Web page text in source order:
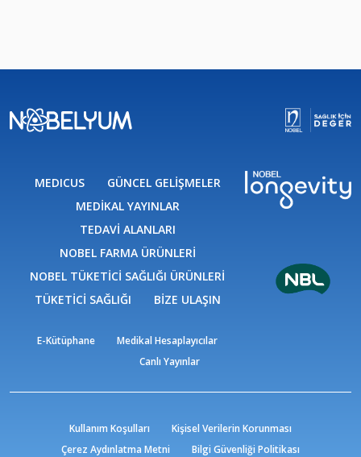
MEDICUS
GÜNCEL GELİŞMELER
MEDİKAL YAYINLAR
TEDAVİ ALANLARI
NOBEL FARMA ÜRÜNLERİ
NOBEL TÜKETİCİ SAĞLIĞI ÜRÜNLERİ
TÜKETİCİ SAĞLIĞI
BİZE ULAŞIN
E-Kütüphane
Medikal Hesaplayıcılar
Canlı Yayınlar
Kullanım Koşulları
Kişisel Verilerin Korunması
Çerez Aydınlatma Metni
Bilgi Güvenliği Politikası